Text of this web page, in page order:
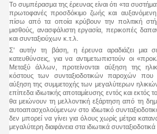
Το συμπέρασμα της έρευνας είναι ότι «τα
πρωτοφανές προσδόκιμο ζωής και
πίσω από τα οποία κρύβουν την πολιτική
μισθούς, ανασφάλιστη εργασία, περικοπές
και συνταξιούχων κ.τ.λ.
Σ' αυτήν τη βάση, η έρευνα αραδιάζει μια
κατευθύνσεις, για να αντιμετωπιστούν οι
Μεταξύ άλλων, προτείνονται αύξηση της
κόστους των συνταξιοδοτικών παροχών που
αύξηση της συμμετοχής των μεγαλύτερων
επίπεδα ιδιωτικής αποταμίευσης εντός και εκτός
θα μειώνουν τη μελλοντική εξάρτηση από τη
αυτοαπασχολούμενων στο ιδιωτικό
δεν μπορεί να γίνει για όλους χωρίς μέτρα
μεγαλύτερη διαφάνεια στα ιδιωτικά